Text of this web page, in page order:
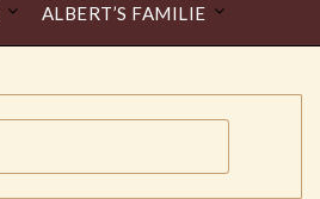
ALBERT’S FAMILIE